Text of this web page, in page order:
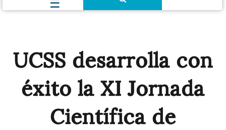
UCSS desarrolla con
éxito la XI Jornada
Científica de